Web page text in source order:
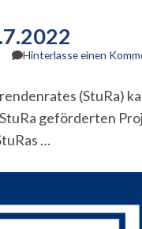
Hinterlasse einen
(StuRa)
StuRa geförderten
…